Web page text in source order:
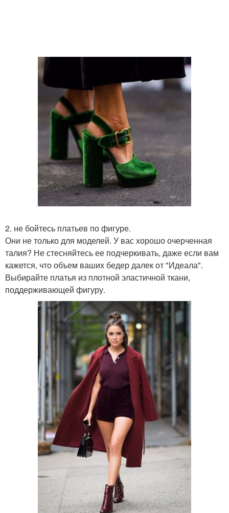
2. не бойтесь платьев по фигуре.
Они не только для моделей. У вас хорошо очерченная
талия? Не стесняйтесь ее подчеркивать, даже если вам
кажется, что объем ваших бедер далек от "Идеала".
Выбирайте платья из плотной эластичной ткани,
поддерживающей фигуру.